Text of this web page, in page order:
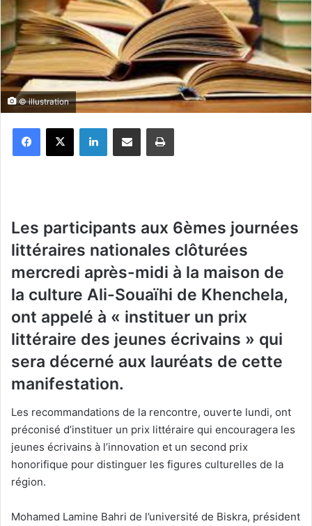
© illustration
Les participants aux 6èmes journées
littéraires nationales clôturées
mercredi après-midi à la maison de
la culture Ali-Souaïhi de Khenchela,
ont appelé à « instituer un prix
littéraire des jeunes écrivains » qui
sera décerné aux lauréats de cette
manifestation.
Les recommandations de la rencontre, ouverte lundi, ont
préconisé d’instituer un prix littéraire qui encouragera les
jeunes écrivains à l’innovation et un second prix
honorifique pour distinguer les figures culturelles de la
région.
Mohamed Lamine Bahri de l’université de Biskra, président